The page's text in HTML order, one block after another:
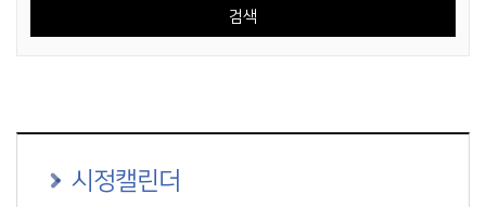
시정캘린더